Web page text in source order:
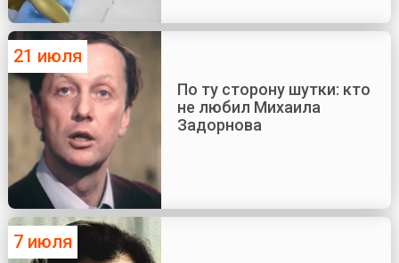
21 июля
По ту сторону шутки: кто
не любил Михаила
Задорнова
7 июля